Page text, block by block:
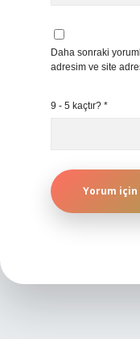
Daha sonraki
adresim ve site
9 - 5 kaçtır? *